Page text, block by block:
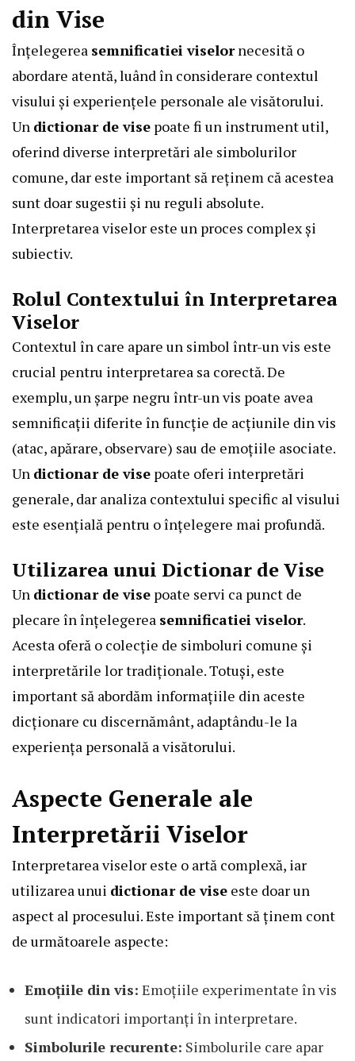
din Vise
Înțelegerea semnificatiei viselornecesită o
abordare atentă, luând în considerare contextul
visului și experiențele personale ale visătorului.
Un dictionar de vise poate fi un instrument util,
oferind diverse interpretări ale simbolurilor
comune, dar este important să reținem că acestea
sunt doar sugestii și nu reguli absolute.
Interpretarea viselor este un proces complex și
subiectiv.
Rolul Contextului în Interpretarea
Viselor
Contextul în care apare un simbol într-un vis este
crucial pentru interpretarea sa corectă. De
exemplu, un șarpe negru într-un vis poate avea
semnificații diferite în funcție de acțiunile din vis
(atac, apărare, observare) sau de emoțiile asociate.
Un dictionar de vise poate oferi interpretări
generale, dar analiza contextului specific al visului
este esențială pentru o înțelegere mai profundă.
Utilizarea unui Dictionar de Vise
Un dictionar de vise poate servi ca punct de
plecare în înțelegerea semnificatiei viselor.
Acesta oferă o colecție de simboluri comune și
interpretările lor tradiționale. Totuși, este
important să abordăm informațiile din aceste
dicționare cu discernământ, adaptându-le la
experiența personală a visătorului.
Aspecte Generale ale
Interpretării Viselor
Interpretarea viselor este o artă complexă, iar
utilizarea unui dictionar de vise este doar un
aspect al procesului. Este important să ținem cont
de următoarele aspecte:
Emoțiile din vis: Emoțiile experimentate în vis
sunt indicatori importanți în interpretare.
Simbolurile recurente: Simbolurile care apar